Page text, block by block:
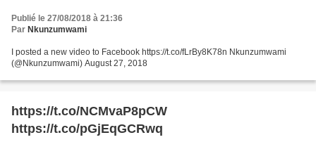
Publié le 27/08/2018 à 21:36
Par Nkunzumwami
I posted a new video to Facebook https://t.co/fLrBy8K78n Nkunzumwami
(@Nkunzumwami) August 27, 2018
https://t.co/NCMvaP8pCW
https://t.co/pGjEqGCRwq